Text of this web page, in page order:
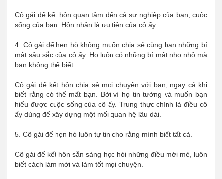
Cô gái để kết hôn quan tâm đến cả sự nghiệp của bạn, cuộc
sống của bạn. Hôn nhân là ưu tiên của cô ấy.
4. Cô gái để hẹn hò không muốn chia sẻ cùng bạn những bí
mật sâu sắc của cô ấy. Họ luôn có những bí mật nho nhỏ mà
bạn không thể biết.
Cô gái để kết hôn chia sẻ mọi chuyện với bạn, ngay cả khi
biết rằng có thể mất bạn. Bởi vì họ tin tưởng và muốn bạn
hiểu được cuộc sống của cô ấy. Trung thực chính là điều cô
ấy dùng để xây dựng một mối quan hệ lâu dài.
5. Cô gái để hẹn hò luôn tự tin cho rằng mình biết tất cả.
Cô gái để kết hôn sẵn sàng học hỏi những điều mới mẻ, luôn
biết cách làm mới và làm tốt mọi chuyện.